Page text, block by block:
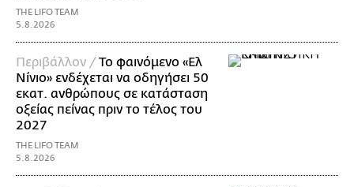
THE LIFO TEAM
5.8.2026
Περιβάλλον /Το φαινόμενο «Ελ
Νίνιο» ενδέχεται να οδηγήσει 50
εκατ. ανθρώπους σε κατάσταση
οξείας πείνας πριν το τέλος του
2027
THE LIFO TEAM
5.8.2026